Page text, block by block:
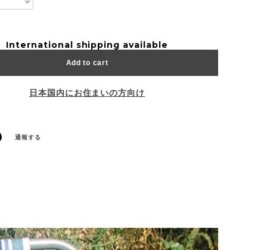
International shipping available
Add to cart
日本国内にお住まいの方向け
通報する